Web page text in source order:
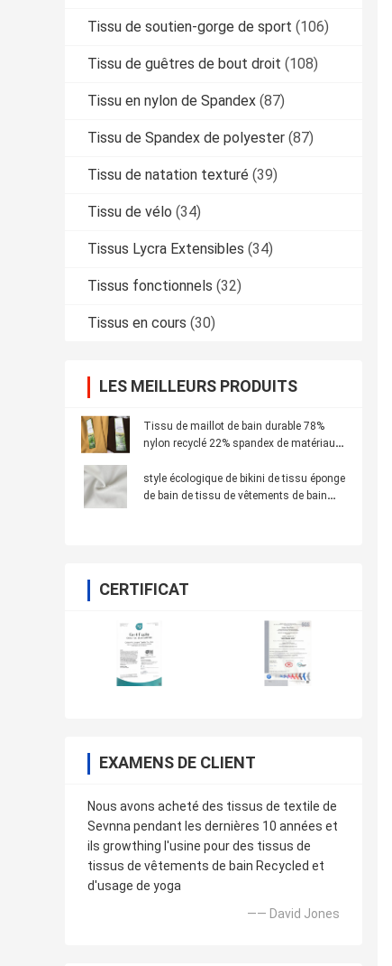
Tissu de soutien-gorge de sport (106)
Tissu de guêtres de bout droit (108)
Tissu en nylon de Spandex (87)
Tissu de Spandex de polyester (87)
Tissu de natation texturé (39)
Tissu de vélo (34)
Tissus Lycra Extensibles (34)
Tissus fonctionnels (32)
Tissus en cours (30)
LES MEILLEURS PRODUITS
Tissu de maillot de bain durable 78%
nylon recyclé 22% spandex de matériaux
style écologique de bikini de tissu éponge
de bain de tissu de vêtements de bain
CERTIFICAT
EXAMENS DE CLIENT
Nous avons acheté des tissus de textile de
Sevnna pendant les dernières 10 années et
ils growthing l'usine pour des tissus de
tissus de vêtements de bain Recycled et
d'usage de yoga
—— David Jones